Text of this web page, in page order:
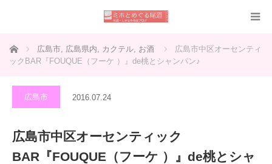
ホーム 広島市, 広島県内, カクテル, お酒
広島市中区オーセンティ
ックBAR『FOUQUE（フーケ ）』de桃とシャンパン♪
広島市 2016.07.24
広島市中区オーセンティック
BAR『FOUQUE（フーケ ）』de桃とシャ